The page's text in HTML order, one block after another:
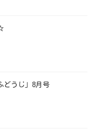
どうじ」8月号